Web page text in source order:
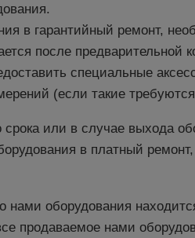
в гарантийный ремонт,
после предварительной
специальные
(если такие
срока или в случае выхода
в платный
нами оборудования
продаваемое нами